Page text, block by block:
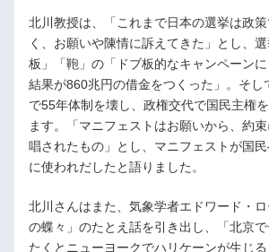
北川教授は、「これまで日本の選挙は政
く、お願いや陳情に訴えてきた」とし、
板」「鞄」の「ドブ板的なキャンペーン
結果が860兆円の借金をつくった」。そし
で55年体制を壊し、政権交代で国民主権
ます。「マニフェストはお願いから、約
唱されたもの」とし、マニフェストが国
に使われだしたと語りました。
北川さんはまた、気象学者エドワード・
の蝶々」のたとえ話を引き出し、「北京
たくとニューヨークでハリケーンが生じ